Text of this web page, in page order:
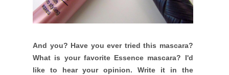
And you? Have you ever tried this mascara?
What is your favorite Essence mascara? I'd
like to hear your opinion. Write it in the